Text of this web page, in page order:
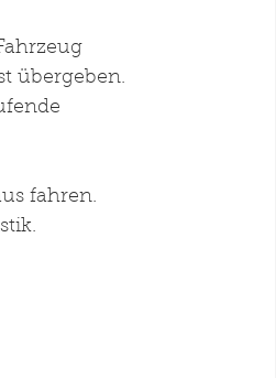
übergeben.
fahren.